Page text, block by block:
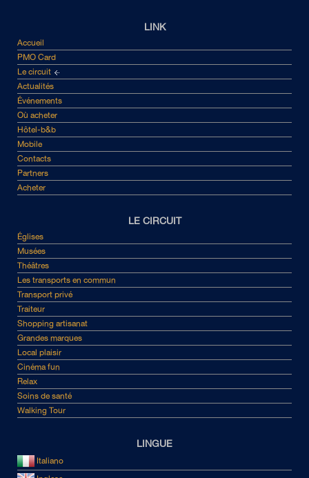
LINK
Accueil
PMO Card
Le circuit
Actualités
Événements
Où acheter
Hôtel-b&b
Mobile
Contacts
Partners
Acheter
LE CIRCUIT
Églises
Musées
Théâtres
Les transports en commun
Transport privé
Traiteur
Shopping artisanat
Grandes marques
Local plaisir
Cinéma fun
Relax
Soins de santé
Walking Tour
LINGUE
Italiano